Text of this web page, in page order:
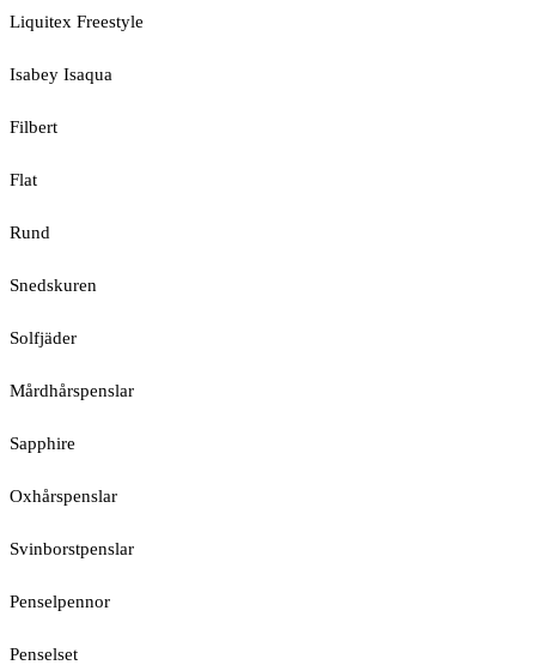
Liquitex Freestyle
Isabey Isaqua
Filbert
Flat
Rund
Snedskuren
Solfjäder
Mårdhårspenslar
Sapphire
Oxhårspenslar
Svinborstpenslar
Penselpennor
Penselset